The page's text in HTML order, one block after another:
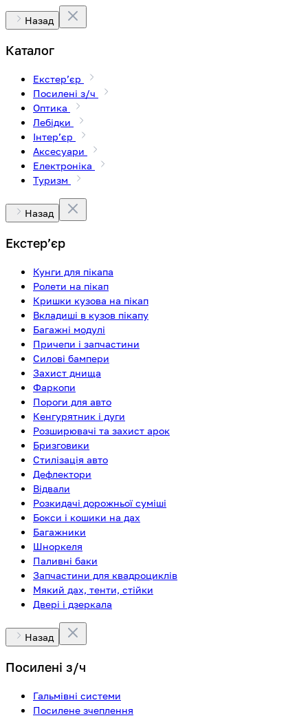
Назад
Каталог
Екстерʼєр
Посилені з/ч
Оптика
Лебідки
Інтерʼєр
Аксесуари
Електроніка
Туризм
Назад
Екстерʼєр
Кунги для пікапа
Ролети на пікап
Кришки кузова на пікап
Вкладиші в кузов пікапу
Багажні модулі
Причепи і запчастини
Силові бампери
Захист днища
Фаркопи
Пороги для авто
Кенгурятник і дуги
Розширювачі та захист арок
Бризговики
Стилізація авто
Дефлектори
Відвали
Розкидачі дорожньої суміші
Бокси і кошики на дах
Багажники
Шноркеля
Паливні баки
Запчастини для квадроциклів
Мякий дах, тенти, стійки
Двері і дзеркала
Назад
Посилені з/ч
Гальмівні системи
Посилене зчеплення